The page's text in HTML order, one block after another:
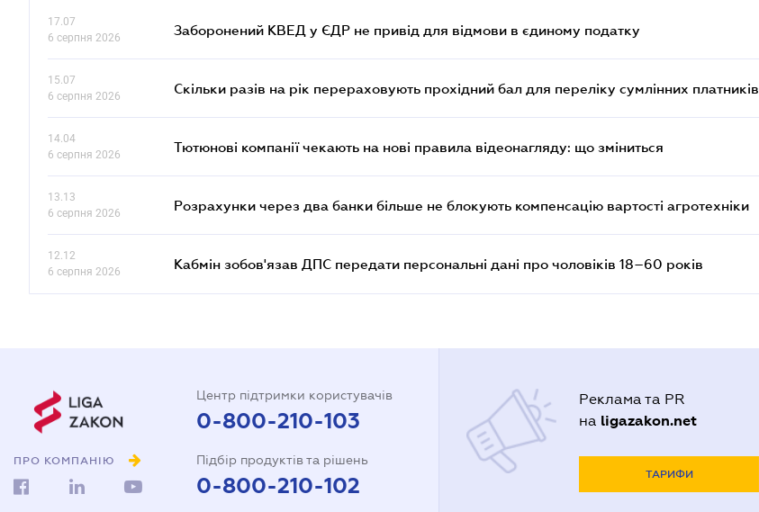
17.07
6 серпня 2026
Заборонений КВЕД у ЄДР не привід для відмови в єдиному податку
15.07
6 серпня 2026
Скільки разів на рік перераховують прохідний бал для переліку сумлінних платників
14.04
6 серпня 2026
Тютюнові компанії чекають на нові правила відеонагляду: що зміниться
13.13
6 серпня 2026
Розрахунки через два банки більше не блокують компенсацію вартості агротехніки
12.12
6 серпня 2026
Кабмін зобов'язав ДПС передати персональні дані про чоловіків 18–60 років
ПРО КОМПАНІЮ
Центр підтримки користувачів
0-800-210-103
Підбір продуктів та рішень
0-800-210-102
Реклама та PR
на ligazakon.net
ТАРИФИ